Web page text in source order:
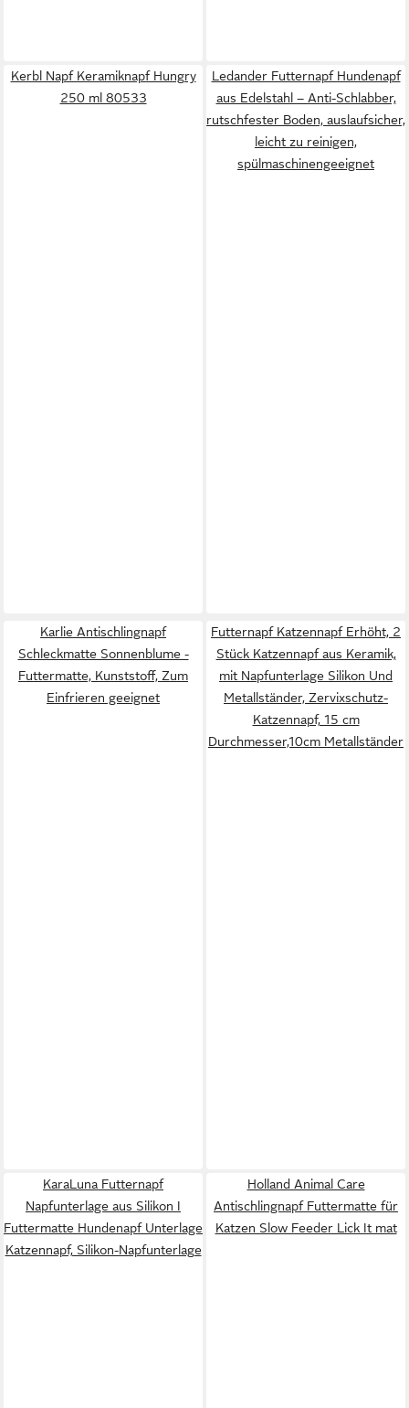
Kerbl Napf Keramiknapf Hungry
250 ml 80533
Ledander Futternapf Hundenapf
aus Edelstahl – Anti-Schlabber,
rutschfester Boden, auslaufsicher,
leicht zu reinigen,
spülmaschinengeeignet
Karlie Antischlingnapf
Schleckmatte Sonnenblume -
Futtermatte, Kunststoff, Zum
Einfrieren geeignet
Futternapf Katzennapf Erhöht, 2
Stück Katzennapf aus Keramik,
mit Napfunterlage Silikon Und
Metallständer, Zervixschutz-
Katzennapf, 15 cm
Durchmesser,10cm Metallständer
KaraLuna Futternapf
Napfunterlage aus Silikon I
Futtermatte Hundenapf Unterlage
Katzennapf, Silikon-Napfunterlage
Holland Animal Care
Antischlingnapf Futtermatte für
Katzen Slow Feeder Lick It mat